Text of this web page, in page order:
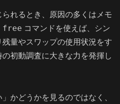
れるとき、原因の多くはメモ
free コマンドを使えば、シン
量やスワップの使用状況をす
初動調査に大きな力を発揮し
かどうかを見るのではなく、